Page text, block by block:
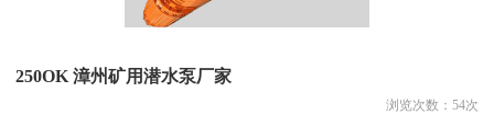
250OK 漳州矿用潜水泵厂家
浏览次数： 54次